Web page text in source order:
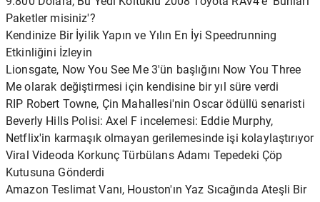
Paketler misiniz'?
Kendinize Bir İyilik Yapın ve Yılın En İyi Speedrunning
Etkinliğini İzleyin
Lionsgate, Now You See Me 3'ün başlığını Now You Three
Me olarak değiştirmesi için kendisine bir yıl süre verdi
RIP Robert Towne, Çin Mahallesi'nin Oscar ödüllü senaristi
Beverly Hills Polisi: Axel F incelemesi: Eddie Murphy,
Netflix'in karmaşık olmayan gerilemesinde işi kolaylaştırıyor
Viral Videoda Korkunç Türbülans Adamı Tepedeki Çöp
Kutusuna Gönderdi
Amazon Teslimat Vanı, Houston'ın Yaz Sıcağında Ateşli Bir